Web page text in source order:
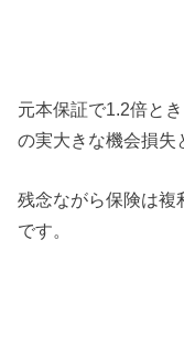
元本保証で1.2倍と
の実大きな機会損失
残念ながら保険は複
です。